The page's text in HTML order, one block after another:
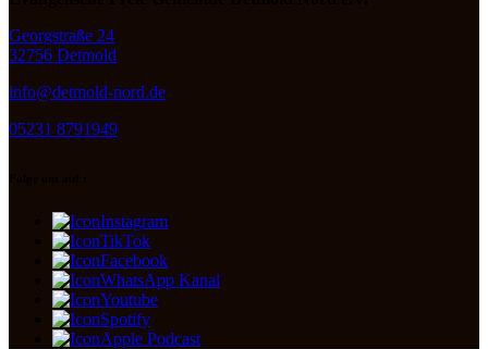
Georgstraße 24
32756 Detmold
info@detmold-nord.de
05231 8791949
Instagram
TikTok
Facebook
WhatsApp Kanal
Youtube
Spotify
Apple Podcast